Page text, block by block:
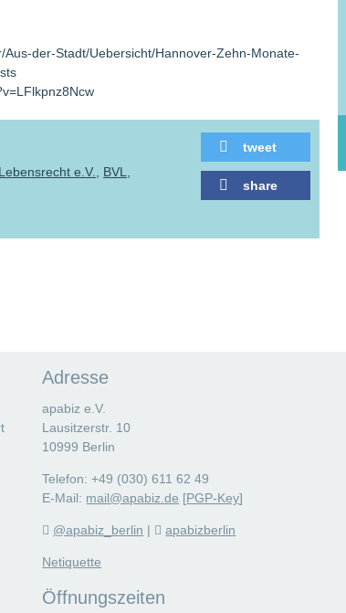
der-Stadt/Uebersicht/Hannover-Zehn-Monate-
tweet
share
e.V.
BVL
Adresse
apabiz e.V.
Lausitzerstr. 10
10999 Berlin
Telefon: +49 (030) 611 62 49
E-Mail: mail@apabiz.de [PGP-Key]
@apabiz_berlin | apabizberlin
Netiquette
Öffnungszeiten